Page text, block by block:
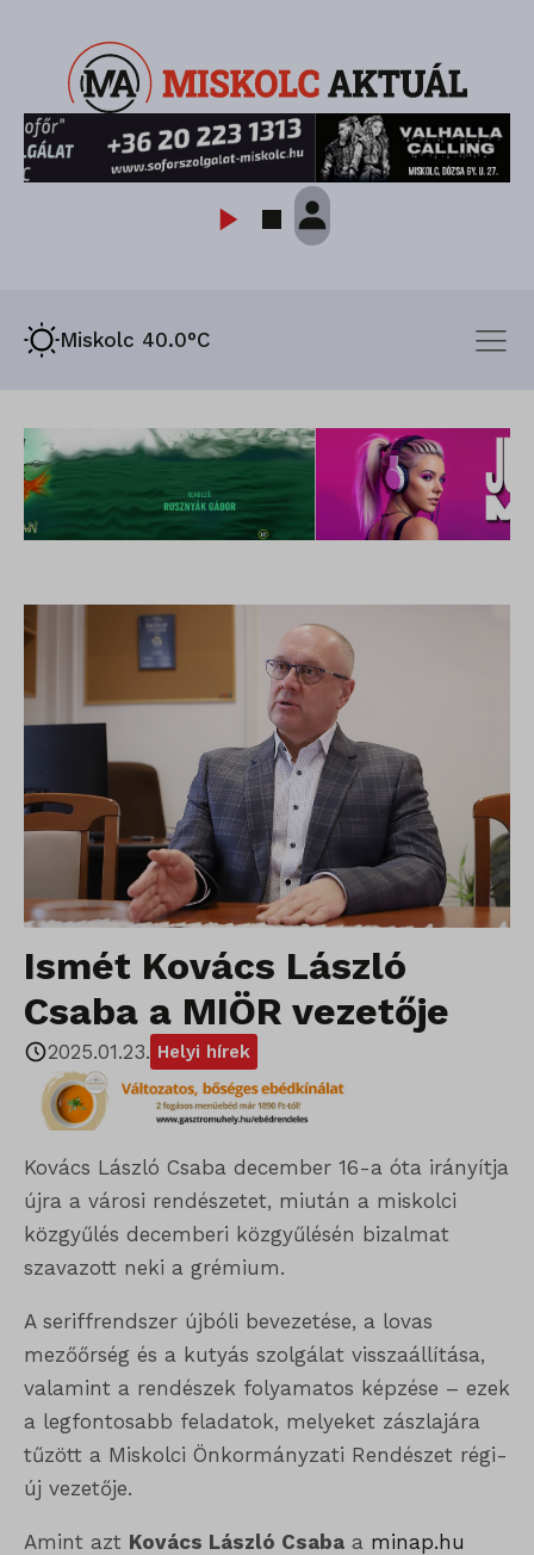
Miskolc 40.0°C
Ismét Kovács László
Csaba a MIÖR vezetője
2025.01.23. Helyi hírek
Kovács László Csaba december 16-a óta irányítja
újra a városi rendészetet, miután a miskolci
közgyűlés decemberi közgyűlésén bizalmat
szavazott neki a grémium.
A seriffrendszer újbóli bevezetése, a lovas
mezőőrség és a kutyás szolgálat visszaállítása,
valamint a rendészek folyamatos képzése – ezek
a legfontosabb feladatok, melyeket zászlajára
tűzött a Miskolci Önkormányzati Rendészet régi-
új vezetője.
Amint azt Kovács László Csaba a minap.hu